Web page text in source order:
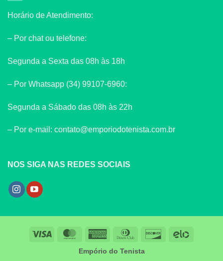
Horário de Atendimento:
– Por chat ou telefone:
Segunda a Sexta das 08h às 18h
– Por Whatsapp (34) 99107-6960:
Segunda a Sábado das 08h às 22h
– Por e-mail: contato@emporiodotenista.com.br
NOS SIGA NAS REDES SOCIAIS
Visa MasterCardAmerican
Dinners
Discover
Empório do Tenista